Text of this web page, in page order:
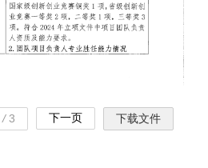
/3 下一页 下载文件